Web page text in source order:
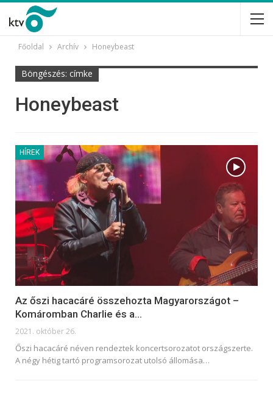
Főoldal Archív Honeybeast
Böngészés: címke
Honeybeast
HÍREK
Az őszi hacacáré összehozta Magyarországot –
Komáromban Charlie és a…
2021. október 26.
Őszi hacacáré néven rendeztek koncertsorozatot országszerte.
A négy hétig tartó programsorozat utolsó állomása…